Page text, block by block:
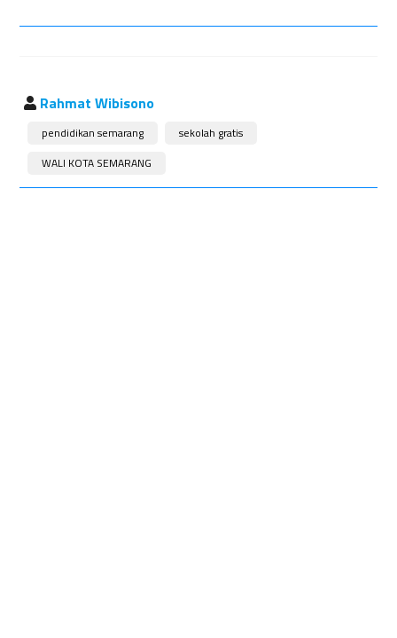
Rahmat Wibisono
pendidikan semarang
sekolah gratis
WALI KOTA SEMARANG